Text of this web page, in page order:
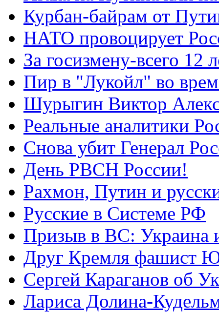
Курбан-байрам от
НАТО провоцирует
За госизмену-всего 12
Пир в "Лукойл" во
Шурыгин Виктор
Реальные аналитики
Снова убит Генерал
День РВСН России!
Рахмон, Путин и
Русские в Системе РФ
Призыв в ВС: Украина
Друг Кремля фашист
Сергей Караганов об
Лариса Долина-